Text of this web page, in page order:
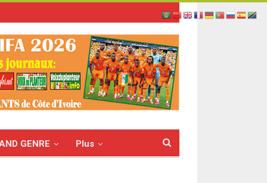
GENRE Plus